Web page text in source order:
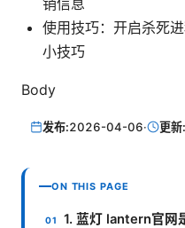
销信息
使用技巧：开启杀死
小技巧
Body
发布:2026-04-06· 更新:
ON THIS PAGE
1. 蓝灯 lantern官网